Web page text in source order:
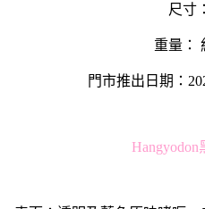
尺寸
重量：
門市推出日期：